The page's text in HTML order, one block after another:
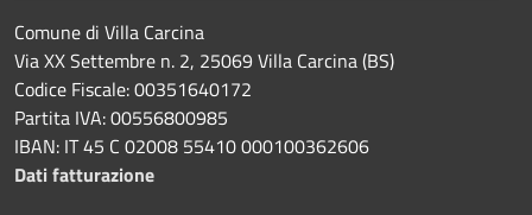
Comune di Villa Carcina
Via XX Settembre n. 2, 25069 Villa Carcina (BS)
Codice Fiscale: 00351640172
Partita IVA: 00556800985
IBAN: IT 45 C 02008 55410 000100362606
Dati fatturazione